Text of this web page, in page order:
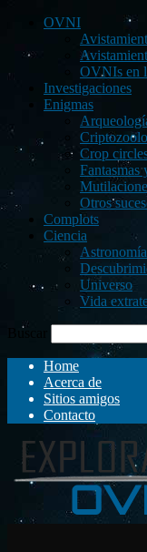
OVNI
OVNIs en
Investigaciones
Enigmas
Crop
Fantasmas
Otros
Complots
Ciencia
Astronomía
Universo
Vida
Buscar
Home
Acerca de
Sitios amigos
Contacto